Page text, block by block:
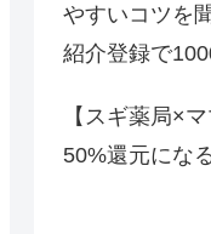
やすいコツを
紹介登録で
【スギ薬局×
50%還元にな